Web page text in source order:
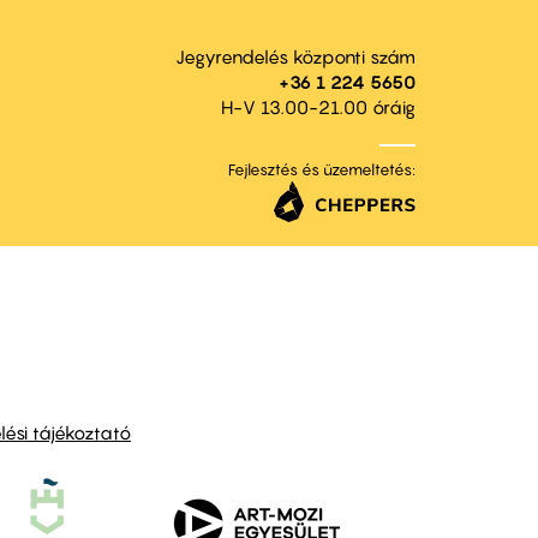
Jegyrendelés központi szám
+36 1 224 5650
H-V 13.00-21.00 óráig
Fejlesztés és üzemeltetés:
tájékoztató